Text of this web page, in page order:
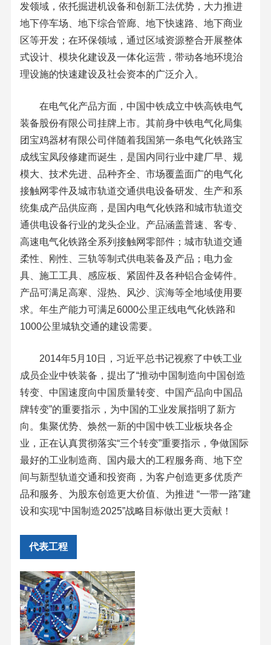
发领域，依托掘进机设备和创新工法优势，大力推进
地下停车场、地下综合管廊、地下快速路、地下商业
区等开发；在环保领域，通过区域资源整合开展整体
式设计、模块化建设及一体化运营，带动各地环境治
理设施的快速建设及社会资本的广泛介入。
在电气化产品方面，中国中铁成立中铁高铁电气
装备股份有限公司挂牌上市。其前身中铁电气化局集
团宝鸡器材有限公司伴随着我国第一条电气化铁路宝
成线宝凤段修建而诞生，是国内同行业中建厂早、规
模大、技术先进、品种齐全、市场覆盖面广的电气化
接触网零件及城市轨道交通供电设备研发、生产和系
统集成产品供应商，是国内电气化铁路和城市轨道交
通供电设备行业的龙头企业。产品涵盖普速、客专、
高速电气化铁路全系列接触网零部件；城市轨道交通
柔性、刚性、三轨等制式供电装备及产品；电力金
具、施工工具、感应板、紧固件及各种铝合金铸件。
产品可满足高寒、湿热、风沙、滨海等全地域使用要
求。年生产能力可满足6000公里正线电气化铁路和
1000公里城轨交通的建设需要。
2014年5月10日，习近平总书记视察了中铁工业
成员企业中铁装备，提出了“推动中国制造向中国创造
转变、中国速度向中国质量转变、中国产品向中国品
牌转变”的重要指示，为中国的工业发展指明了新方
向。集聚优势、焕然一新的中国中铁工业板块各企
业，正在认真贯彻落实“三个转变”重要指示，争做国际
最好的工业制造商、国内最大的工程服务商、地下空
间与新型轨道交通和投资商，为客户创造更多优质产
品和服务、为股东创造更大价值、为推进 “一带一路”建
设和实现“中国制造2025”战略目标做出更大贡献！
代表工程